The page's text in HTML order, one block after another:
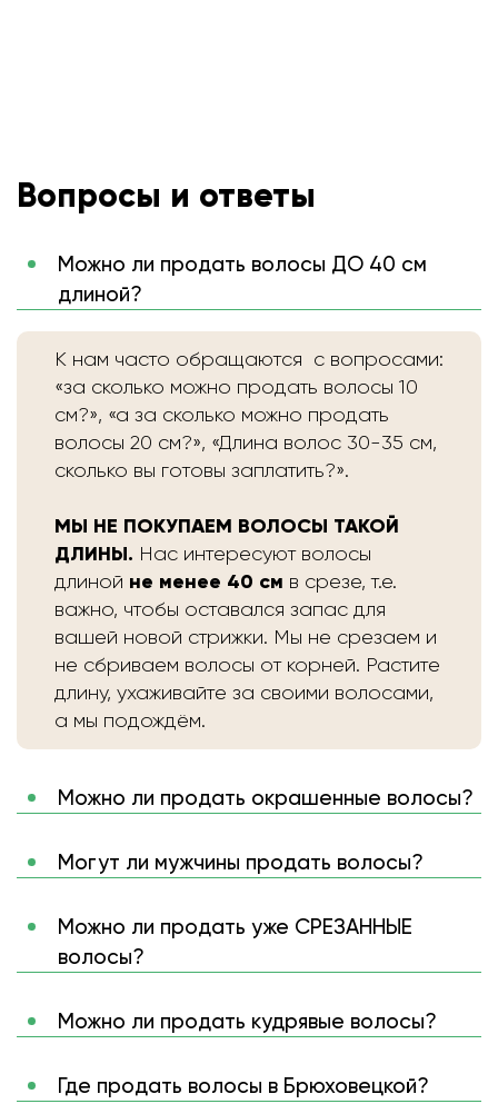
Вопросы и ответы
Можно ли продать волосы ДО 40 см
длиной?
К нам часто обращаются с вопросами:
«за сколько можно продать волосы 10
см?», «а за сколько можно продать
волосы 20 см?», «Длина волос 30-35 см,
сколько вы готовы заплатить?».
МЫ НЕ ПОКУПАЕМ ВОЛОСЫ ТАКОЙ
ДЛИНЫ. Нас интересуют волосы
длиной не менее 40 см в срезе, т.е.
важно, чтобы оставался запас для
вашей новой стрижки. Мы не срезаем и
не сбриваем волосы от корней. Растите
длину, ухаживайте за своими волосами,
а мы подождём.
Можно ли продать окрашенные волосы?
Могут ли мужчины продать волосы?
Можно ли продать уже СРЕЗАННЫЕ
волосы?
Можно ли продать кудрявые волосы?
Где продать волосы в Брюховецкой?